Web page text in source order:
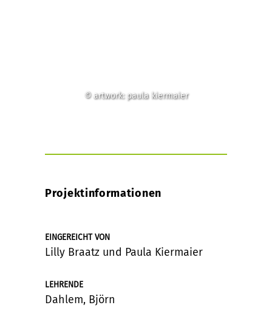
© artwork: paula kiermaier
Projektinformationen
EINGEREICHT VON
Lilly Braatz und Paula Kiermaier
LEHRENDE
Dahlem, Björn